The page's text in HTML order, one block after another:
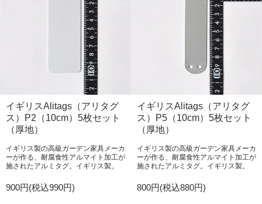
イギリスAlitags（アリタグ
ス）P2（10cm）5枚セット
（厚地）
イギリス製の高級ガーデン家具メーカ
ーが作る、耐腐食性アルマイト加工が
施されたアルミタグ。イギリス製。
900円(税込990円)
イギリスAlitags（アリタグ
ス）P5（10cm）5枚セット
（厚地）
イギリス製の高級ガーデン家具メーカ
ーが作る、耐腐食性アルマイト加工が
施されたアルミタグ。イギリス製。
800円(税込880円)